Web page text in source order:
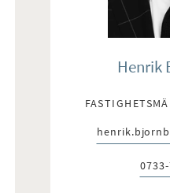
Henrik
E-post: